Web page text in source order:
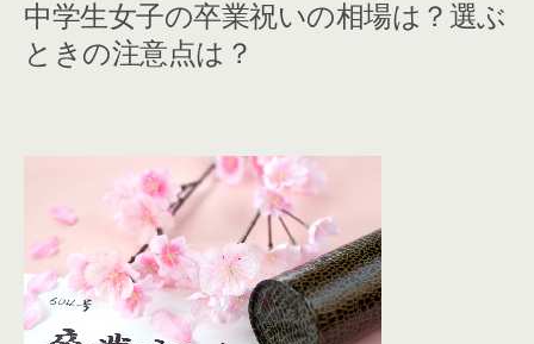
中学生女子の卒業祝いの相場は？選ぶ
ときの注意点は？